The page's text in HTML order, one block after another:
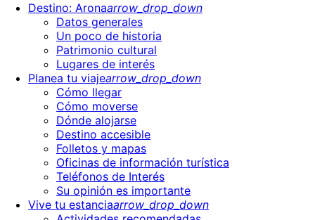
Destino: Aronaarrow_drop_down
Datos generales
Un poco de historia
Patrimonio cultural
Lugares de interés
Planea tu viajearrow_drop_down
Cómo llegar
Cómo moverse
Dónde alojarse
Destino accesible
Folletos y mapas
Oficinas de información turística
Teléfonos de Interés
Su opinión es importante
Vive tu estanciaarrow_drop_down